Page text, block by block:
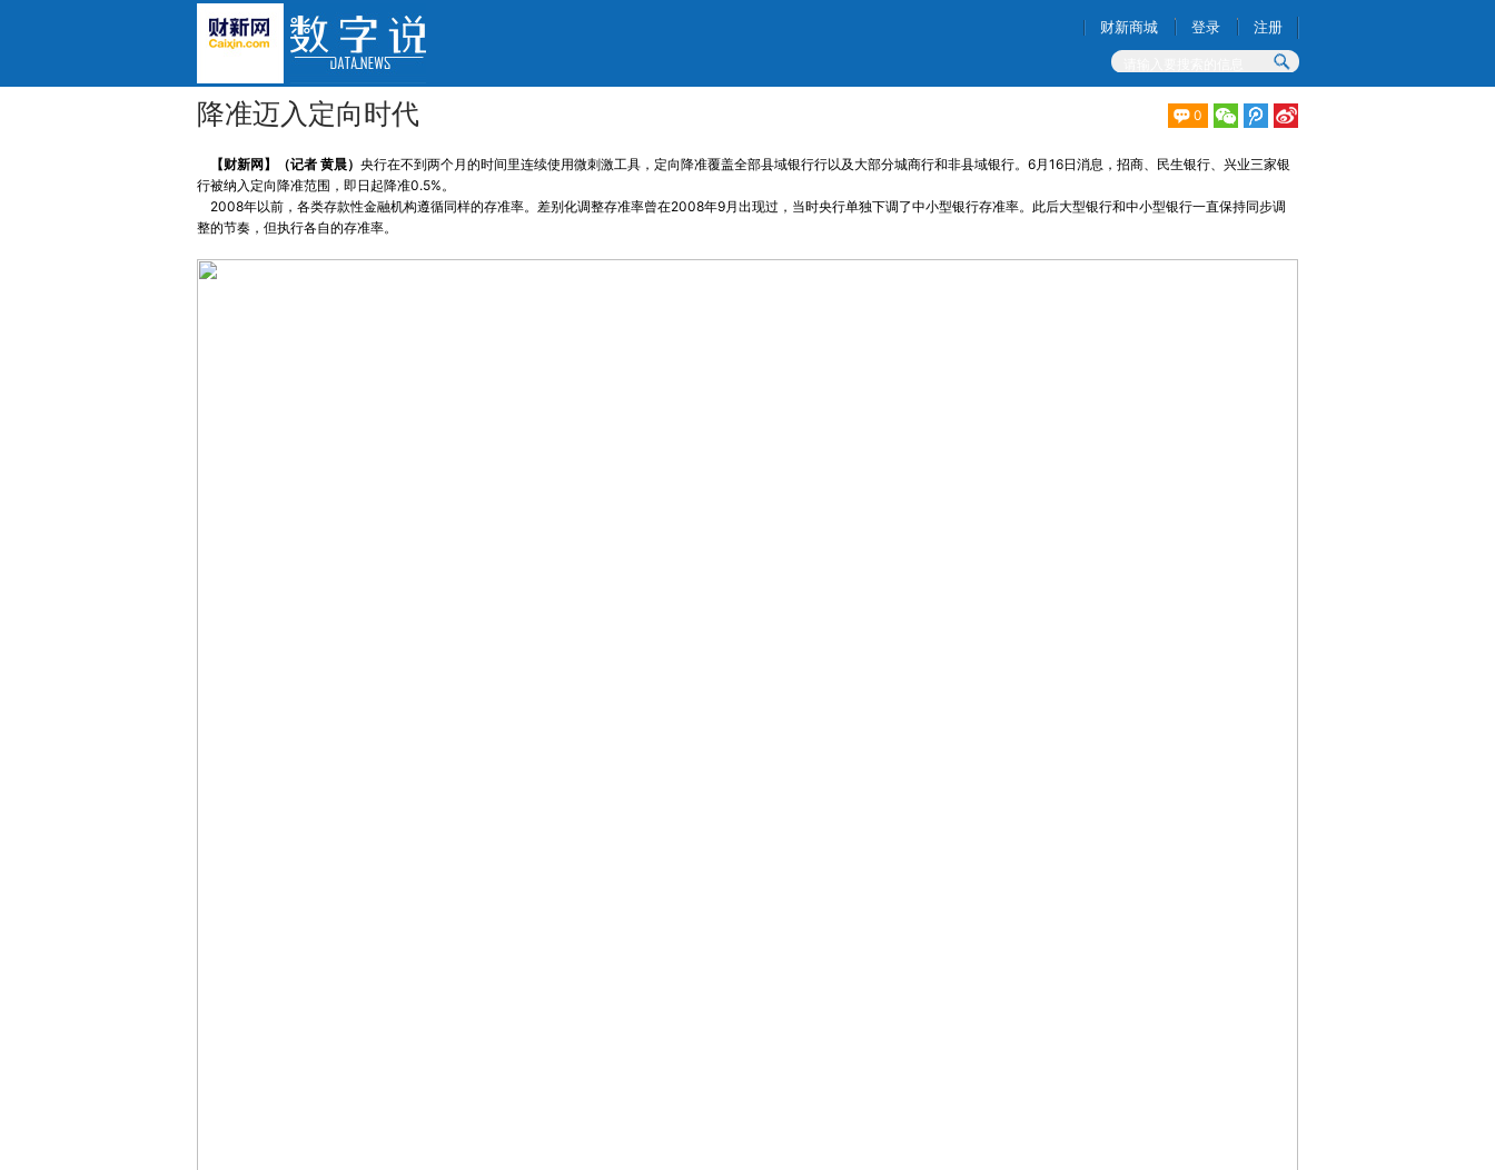
财新商城 登录 注册
降准迈入定向时代 0
【财新网】（记者 黄晨） 央行在不到两个月的时间里连续使用微刺激工具，定向降准覆盖全部县域银行行以及大部分城商行和非县域银行。6月16日消息，招商、民生银行、兴业三家银
行被纳入定向降准范围，即日起降准0.5%。
2008年以前，各类存款性金融机构遵循同样的存准率。差别化调整存准率曾在2008年9月出现过，当时央行单独下调了中小型银行存准率。此后大型银行和中小型银行一直保持同步调
整的节奏，但执行各自的存准率。